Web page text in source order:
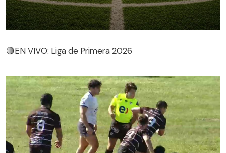
🔴EN VIVO: Liga de Primera 2026